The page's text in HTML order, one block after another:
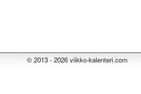
© 2013 - 2026 viikko-kalenteri.com